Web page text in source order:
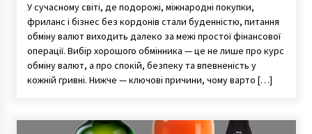
У сучасному світі, де подорожі, міжнародні покупки,
фриланс і бізнес без кордонів стали буденністю, питання
обміну валют виходить далеко за межі простої фінансової
операції. Вибір хорошого обмінника — це не лише про курс
обміну валют, а про спокій, безпеку та впевненість у
кожній гривні. Нижче — ключові причини, чому варто […]